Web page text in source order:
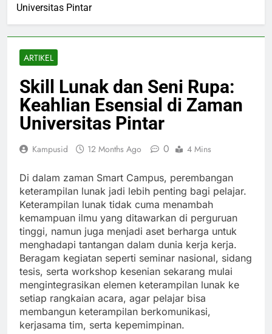
Universitas Pintar
ARTIKEL
Skill Lunak dan Seni Rupa:
Keahlian Esensial di Zaman
Universitas Pintar
Kampusid 12 Months Ago 0 4 Mins
Di dalam zaman Smart Campus, perembangan
keterampilan lunak jadi lebih penting bagi pelajar.
Keterampilan lunak tidak cuma menambah
kemampuan ilmu yang ditawarkan di perguruan
tinggi, namun juga menjadi aset berharga untuk
menghadapi tantangan dalam dunia kerja kerja.
Beragam kegiatan seperti seminar nasional, sidang
tesis, serta workshop kesenian sekarang mulai
mengintegrasikan elemen keterampilan lunak ke
setiap rangkaian acara, agar pelajar bisa
membangun keterampilan berkomunikasi,
kerjasama tim, serta kepemimpinan.